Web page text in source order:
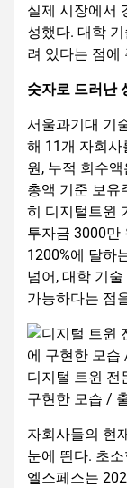
실제 시장에서
성했다. 대학
려 있다는 점에
숫자로 드러난
서울과기대 기
해 11개 자회사
원, 누적 회수
총액 기준 보유
히 디지털트윈
투자금 3000만
1200%에 달하
넘어, 대학 기
가능하다는 점
디지털 트윈 전
구현한 모습 /
자회사들의 현
눈에 띈다. 초
엘스페스는